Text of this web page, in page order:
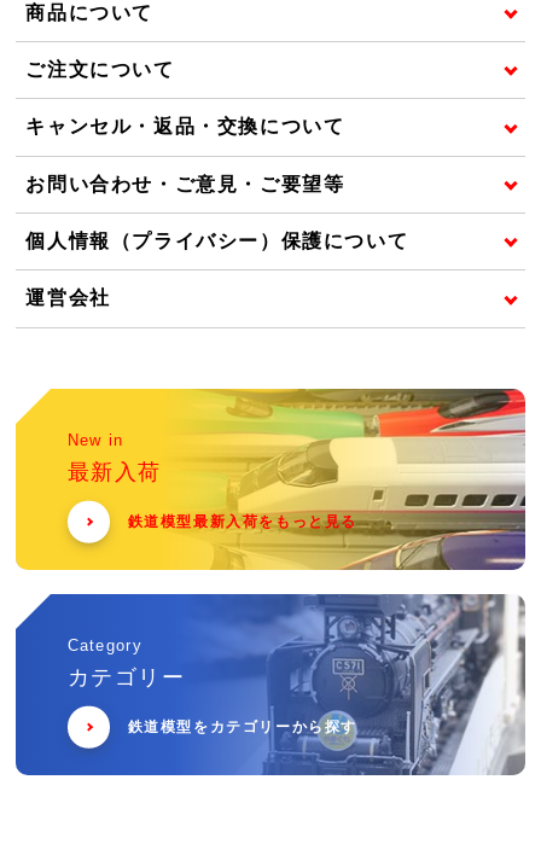
商品について
ご注文について
キャンセル・返品・交換について
お問い合わせ・ご意見・ご要望等
個人情報（プライバシー）保護について
運営会社
New in
最新入荷
鉄道模型最新入荷をもっと見る
Category
カテゴリー
鉄道模型をカテゴリーから探す